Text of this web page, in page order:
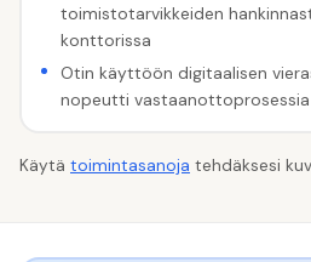
toimistotarvikkeiden
konttorissa
Otin käyttöön digitaalisen
nopeutti
Käytä toimintasanoja tehdäksesi